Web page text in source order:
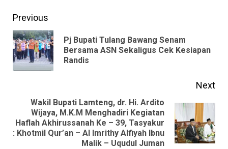
Continue
Reading
Previous
Pj Bupati Tulang Bawang Senam
Bersama ASN Sekaligus Cek Kesiapan
Randis
Next
Next
post:
Wakil Bupati Lamteng, dr. Hi. Ardito
Wijaya, M.K.M Menghadiri Kegiatan
Haflah Akhirussanah Ke – 39, Tasyakur
: Khotmil Qur’an – Al Imrithy Alfiyah Ibnu
Malik – Uqudul Juman